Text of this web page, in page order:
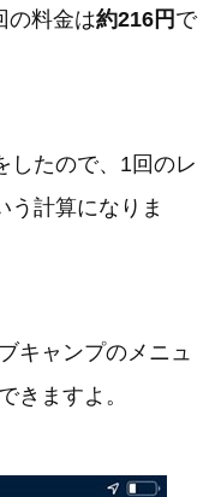
の料金は約216円 で
したので、1回のレ
う計算になりま
キャンプのメニュ
きますよ。